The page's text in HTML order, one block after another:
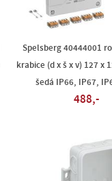
Spelsberg 40444001
krabice (d x š x v) 127 x
šedá IP66, IP67,
488,-